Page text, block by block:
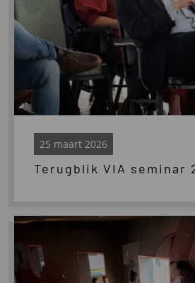
Terugblik VIA seminar
25 maart 2026
Lees
VIA